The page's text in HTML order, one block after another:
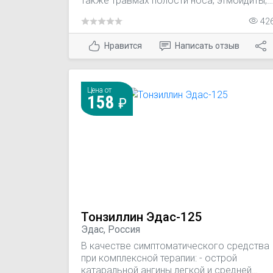
Нравится Написать отзыв
Цена от
158
Тонзиллин Эдас-125
Эдас, Россия
В качестве симптоматического средства
при комплексной терапии: - острой
катаральной ангины легкой и средней